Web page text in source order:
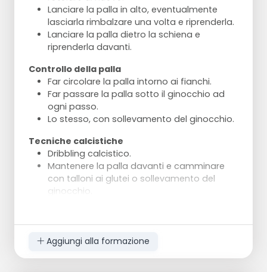
Lanciare la palla in alto, eventualmente
lasciarla rimbalzare una volta e riprenderla.
Lanciare la palla dietro la schiena e
riprenderla davanti.
Controllo della palla
Far circolare la palla intorno ai fianchi.
Far passare la palla sotto il ginocchio ad
ogni passo.
Lo stesso, con sollevamento del ginocchio.
Tecniche calcistiche
Dribbling calcistico.
Mantenere la palla davanti e camminare
con talloni ai glutei o sollevamento del
ginocchio.
Eseguire finte di tiro durante la camminata.
Eseguire movimenti di passaggio durante
Aggiungi alla formazione